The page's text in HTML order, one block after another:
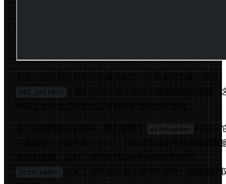
到此，应该对于高阶组件模式有了一个基本的了解，通过
HOC pattern
，我们可以在多个组件中重用相同的逻辑，
种模式允许我们在整个应用程序中重用组件逻辑。
withLoader
HOC，
只要接受一个组件和一个 url，就可以为我们的组件添加数
获取的逻辑。这样，我们就可以在任何组件中使用
withLoader
HOC，而不必在每个组件中都写一遍数据获